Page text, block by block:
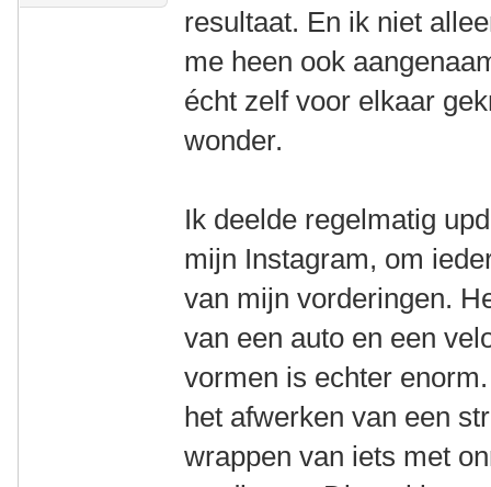
resultaat. En ik niet
me heen ook
écht zelf voor elkaar
wonder.
Ik deelde regelmatig
mijn Instagram, om
van mijn vorderingen.
van een auto en een
vormen is echter
het afwerken van een
wrappen van iets met